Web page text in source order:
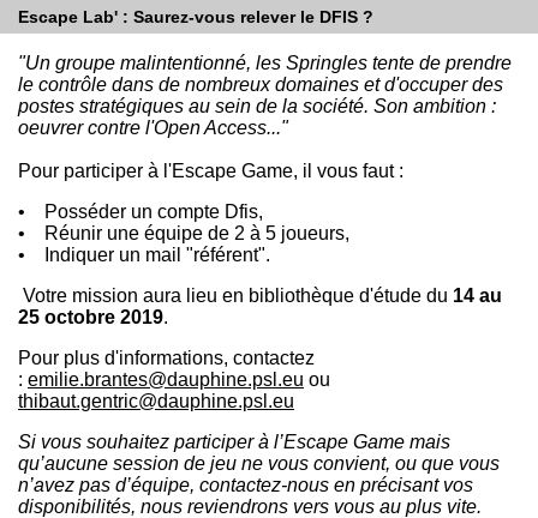
Escape Lab' : Saurez-vous relever le DFIS ?
"Un groupe malintentionné, les Springles tente de prendre
le contrôle dans de nombreux domaines et d'occuper des
postes stratégiques au sein de la société. Son ambition :
oeuvrer contre l'Open Access..."
Pour participer à l'Escape Game, il vous faut :
• Posséder un compte Dfis,
• Réunir une équipe de 2 à 5 joueurs,
• Indiquer un mail "référent".
Votre mission aura lieu en bibliothèque d'étude du 14 au
25 octobre 2019.
Pour plus d'informations, contactez
: emilie.brantes@dauphine.psl.eu ou
thibaut.gentric@dauphine.psl.eu
Si vous souhaitez participer à l’Escape Game mais
qu’aucune session de jeu ne vous convient, ou que vous
n’avez pas d’équipe, contactez-nous en précisant vos
disponibilités, nous reviendrons vers vous au plus vite.